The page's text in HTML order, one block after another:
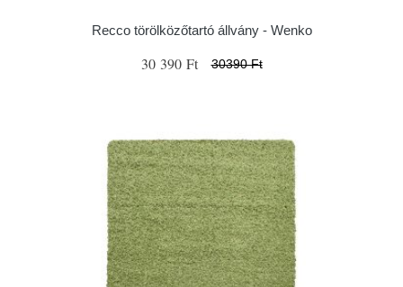
Recco törölközőtartó állvány - Wenko
30 390 Ft 30390 Ft